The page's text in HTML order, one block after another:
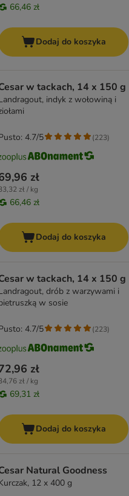
66,46 zł
Dodaj do koszyka
w tackach, 14 x 150 g
indyk z wołowiną i
zł
zł / kg
66,46 zł
4.7/5 (223)
Dodaj do koszyka
w tackach, 14 x 150 g
drób z warzywami i
w sosie
zł
zł / kg
69,31 zł
4.7/5 (223)
Dodaj do koszyka
Natural Goodness
12 x 400 g